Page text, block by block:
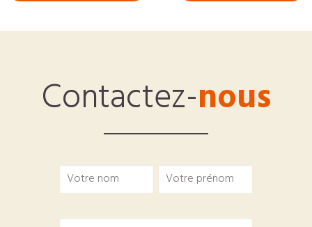
Contactez-nous